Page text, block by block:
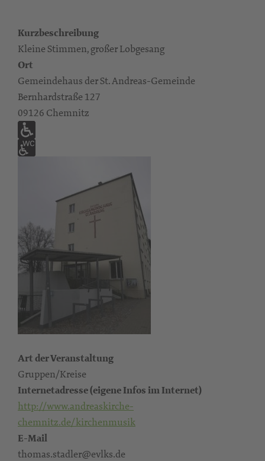
Kurzbeschreibung
Kleine Stimmen, großer Lobgesang
Ort
Gemeindehaus der St. Andreas-Gemeinde
Bernhardstraße 127
09126 Chemnitz
Art der Veranstaltung
Gruppen/Kreise
Internetadresse (eigene Infos im Internet)
http://www.andreaskirche-
chemnitz.de/kirchenmusik
E-Mail
thomas.stadler@evlks.de